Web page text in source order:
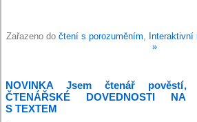
Zařazeno do čtení s porozuměním, Interaktivní
»
NOVINKA Jsem čtenář
ČTENÁŘSKÉ DOVEDNOSTI
S TEXTEM